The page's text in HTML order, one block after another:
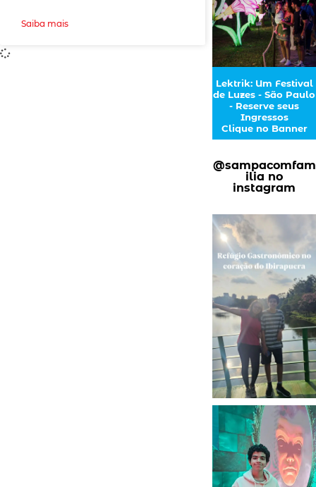
Saiba mais
Lektrik: Um Festival
de Luzes - São Paulo
- Reserve seus
Ingressos
Clique no Banner
@sampacomfam
ilia no
instagram